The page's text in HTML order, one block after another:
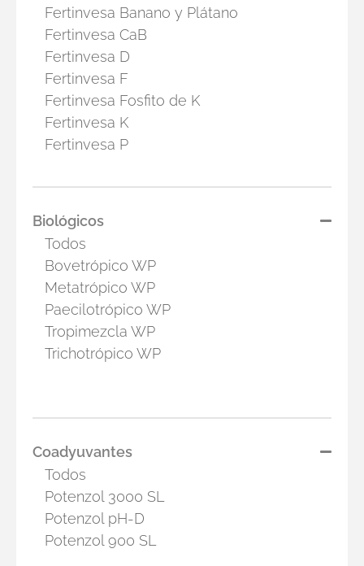
Fertinvesa Banano y Plátano
Fertinvesa CaB
Fertinvesa D
Fertinvesa F
Fertinvesa Fosfito de K
Fertinvesa K
Fertinvesa P
Biológicos
Todos
Bovetrópico WP
Metatrópico WP
Paecilotrópico WP
Tropimezcla WP
Trichotrópico WP
Coadyuvantes
Todos
Potenzol 3000 SL
Potenzol pH-D
Potenzol 900 SL